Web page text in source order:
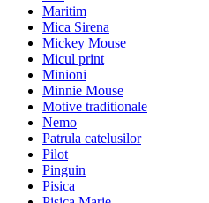
Maritim
Mica Sirena
Mickey Mouse
Micul print
Minioni
Minnie Mouse
Motive traditionale
Nemo
Patrula catelusilor
Pilot
Pinguin
Pisica